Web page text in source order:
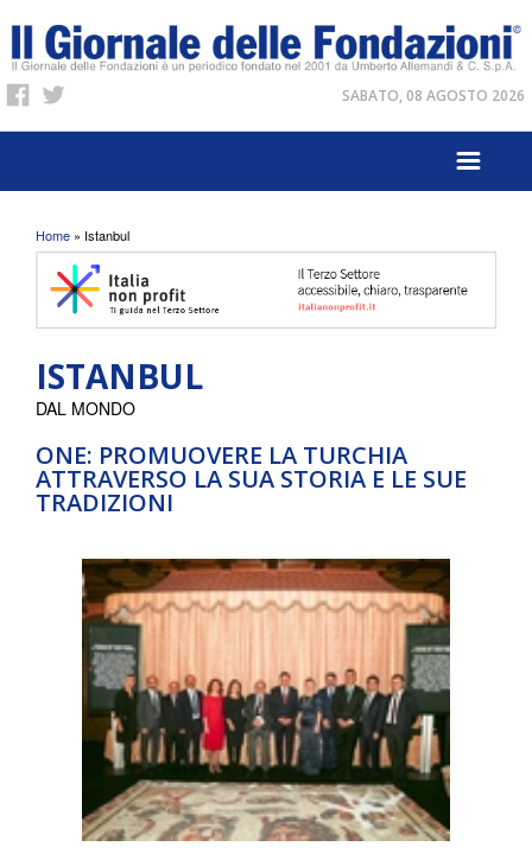
SABATO, 08 AGOSTO 2026
Tu sei qui
Home » Istanbul
ISTANBUL
ONE: PROMUOVERE LA TURCHIA
ATTRAVERSO LA SUA STORIA E LE SUE
TRADIZIONI
DAL MONDO